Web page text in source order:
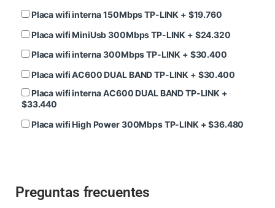
Placa wifi interna 150Mbps TP-LINK + $19.760
Placa wifi MiniUsb 300Mbps TP-LINK + $24.320
Placa wifi interna 300Mbps TP-LINK + $30.400
Placa wifi AC600 DUAL BAND TP-LINK + $30.400
Placa wifi interna AC600 DUAL BAND TP-LINK +
$33.440
Placa wifi High Power 300Mbps TP-LINK +$36.480
Preguntas frecuentes